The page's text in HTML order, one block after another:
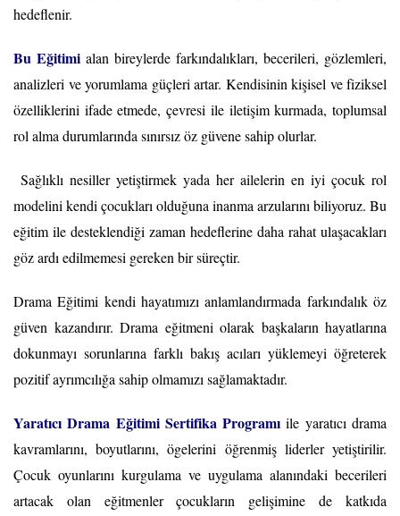
hedeflenir.
Bu Eğitimi alan bireylerde farkındalıkları, becerileri, gözlemleri,
analizleri ve yorumlama güçleri artar. Kendisinin kişisel ve fiziksel
özelliklerini ifade etmede, çevresi ile iletişim kurmada, toplumsal
rol alma durumlarında sınırsız öz güvene sahip olurlar.
Sağlıklı nesiller yetiştirmek yada her ailelerin en iyi çocuk rol
modelini kendi çocukları olduğuna inanma arzularını biliyoruz. Bu
eğitim ile desteklendiği zaman hedeflerine daha rahat ulaşacakları
göz ardı edilmemesi gereken bir süreçtir.
Drama Eğitimi kendi hayatımızı anlamlandırmada farkındalık öz
güven kazandırır. Drama eğitmeni olarak başkaların hayatlarına
dokunmayı sorunlarına farklı bakış acıları yüklemeyi öğreterek
pozitif ayrımcılığa sahip olmamızı sağlamaktadır.
Yaratıcı Drama Eğitimi Sertifika Programı ile yaratıcı drama
kavramlarını, boyutlarını, ögelerini öğrenmiş liderler yetiştirilir.
Çocuk oyunlarını kurgulama ve uygulama alanındaki becerileri
artacak olan eğitmenler çocukların gelişimine de katkıda